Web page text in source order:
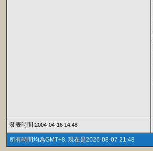
發表時間:2004-04-16 14:48
所有時間均為GMT+8, 現在是2026-08-07 21:48